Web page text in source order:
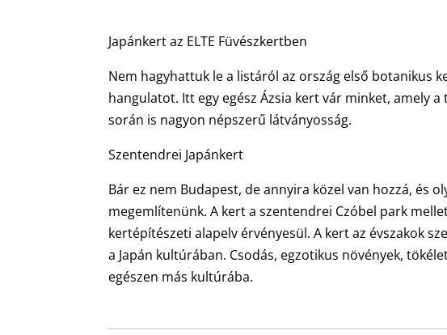
Japánkert az ELTE Füvészkertben
Nem hagyhattuk le a listáról az ország első botanikus
hangulatot. Itt egy egész Ázsia kert vár minket, amely
során is nagyon népszerű látványosság.
Szentendrei Japánkert
Bár ez nem Budapest, de annyira közel van hozzá, és
megemlítenünk. A kert a szentendrei Czóbel park
kertépítészeti alapelv érvényesül. A kert az évszakok
a Japán kultúrában. Csodás, egzotikus növények,
egészen más kultúrába.